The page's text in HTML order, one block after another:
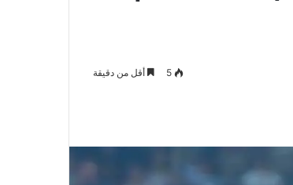
5 أقل من دقيقة